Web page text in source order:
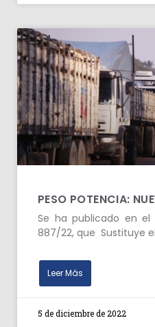
PESO POTENCIA:
Se ha publicado en el
887/22, que Sustituye
Leer Más
5 de diciembre de 2022